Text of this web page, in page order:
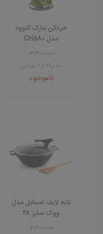
خردکن مارک کنوود
مدل CH580
2,300,000
ناموجود
تابه لایف اسمایل مدل
ووک سایز 28
2,400,000